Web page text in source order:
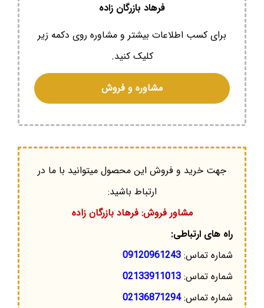
فرهاد بازرگان زاده
برای کسب اطلاعات بیشتر و مشاوره روی دکمه زیر
کلیک کنید.
مشاوره و فروش
جهت خرید و فروش این محصول میتوانید با ما در
ارتباط باشید:
مشاور فروش: فرهاد بازرگان زاده
راه های ارتباطی:
شماره تماس: 09120961243
شماره تماس: 02133911013
شماره تماس:02136871294